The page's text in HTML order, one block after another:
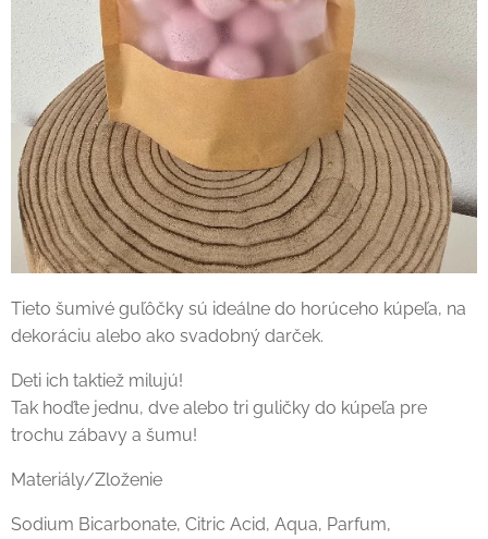
Tieto šumivé guľôčky sú ideálne do horúceho kúpeľa, na
dekoráciu alebo ako svadobný darček.
Deti ich taktiež milujú!
Tak hoďte jednu, dve alebo tri guličky do kúpeľa pre
trochu zábavy a šumu!
Materiály/Zloženie
Sodium Bicarbonate, Citric Acid, Aqua, Parfum,